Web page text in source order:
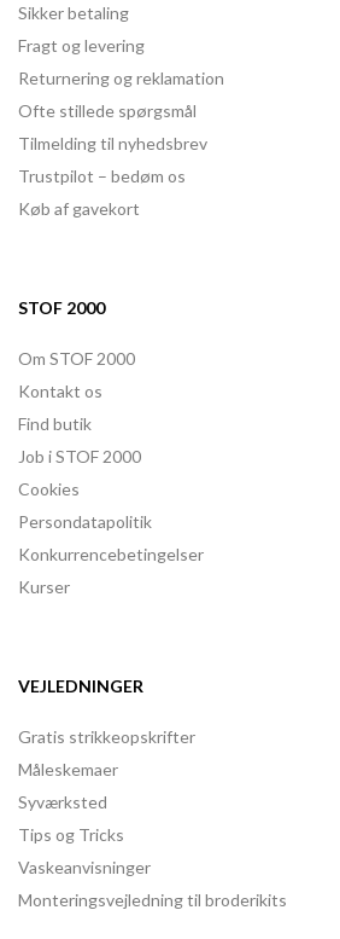
Sikker betaling
Fragt og levering
Returnering og reklamation
Ofte stillede spørgsmål
Tilmelding til nyhedsbrev
Trustpilot – bedøm os
Køb af gavekort
STOF 2000
Om STOF 2000
Kontakt os
Find butik
Job i STOF 2000
Cookies
Persondatapolitik
Konkurrencebetingelser
Kurser
VEJLEDNINGER
Gratis strikkeopskrifter
Måleskemaer
Syværksted
Tips og Tricks
Vaskeanvisninger
Monteringsvejledning til broderikits